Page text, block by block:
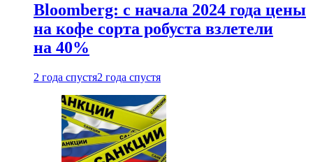
Bloomberg: с начала 2024 года цены
на кофе сорта робуста взлетели
на 40%
2 года спустя2 года спустя